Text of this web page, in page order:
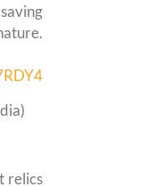
relics